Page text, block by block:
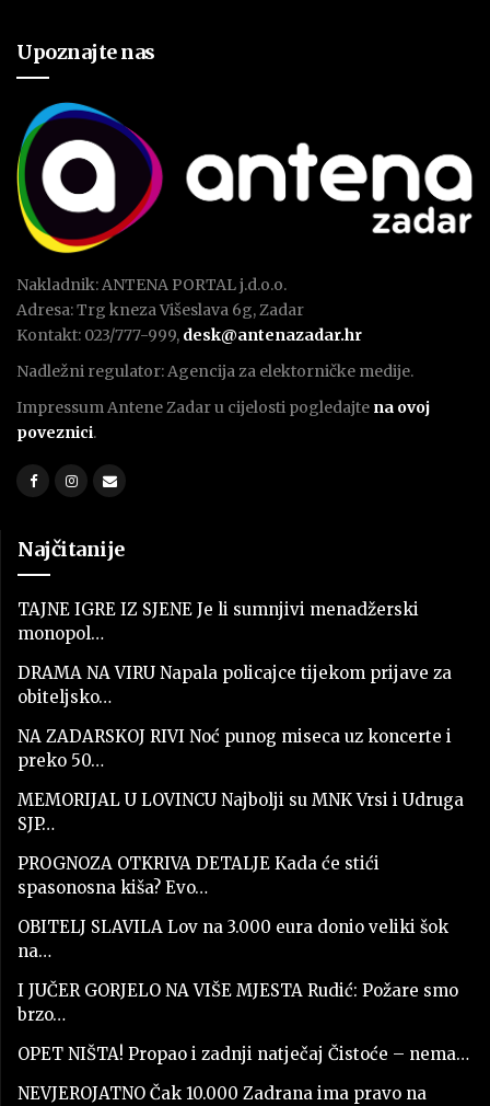
Upoznajte nas
Nakladnik: ANTENA PORTAL j.d.o.o.
Adresa: Trg kneza Višeslava 6g, Zadar
Kontakt: 023/777-999, desk@antenazadar.hr
Nadležni regulator: Agencija za elektorničke medije.
Impressum Antene Zadar u cijelosti pogledajte na ovoj
poveznici.
Najčitanije
TAJNE IGRE IZ SJENE Je li sumnjivi menadžerski
monopol…
DRAMA NA VIRU Napala policajce tijekom prijave za
obiteljsko…
NA ZADARSKOJ RIVI Noć punog miseca uz koncerte i
preko 50…
MEMORIJAL U LOVINCU Najbolji su MNK Vrsi i Udruga
SJP…
PROGNOZA OTKRIVA DETALJE Kada će stići
spasonosna kiša? Evo…
OBITELJ SLAVILA Lov na 3.000 eura donio veliki šok
na…
I JUČER GORJELO NA VIŠE MJESTA Rudić: Požare smo
brzo…
OPET NIŠTA! Propao i zadnji natječaj Čistoće – nema…
NEVJEROJATNO Čak 10.000 Zadrana ima pravo na